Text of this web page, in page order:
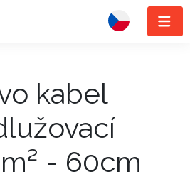
kabel
- 60cm